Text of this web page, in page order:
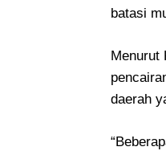
batasi
Menurut
daerah